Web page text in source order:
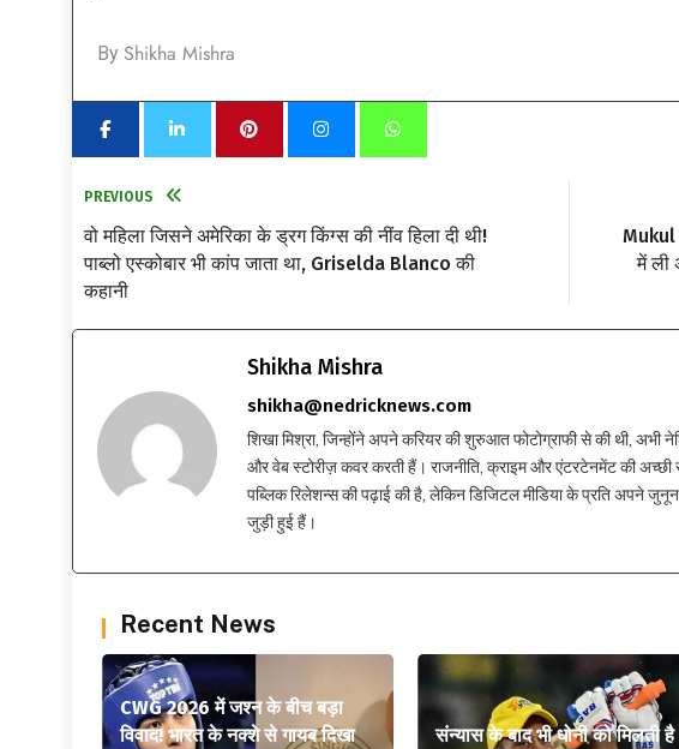
By Shikha Mishra
PREVIOUS
वो महिला जिसने अमेरिका के ड्रग किंग्स की नींव हिला दी थी!
पाब्लो एस्‍कोबार भी कांप जाता था, Griselda Blanco की
कहानी
Mukul
में ली
Shikha Mishra
shikha@nedricknews.com
शिखा मिश्रा, जिन्होंने अपने करियर की शुरुआत फोटोग्राफी से की थी, अभी
और वेब स्टोरीज़ कवर करती हैं। राजनीति, क्राइम और एंटरटेनमेंट की अच्छी
पब्लिक रिलेशन्स की पढ़ाई की है, लेकिन डिजिटल मीडिया के प्रति अपने
जुड़ी हुई हैं।
Recent News
CWG 2026 में जश्न के बीच बड़ा
विवाद! भारत के नक्शे से गायब दिखा
संन्यास के बाद भी धोनी को मिलती है